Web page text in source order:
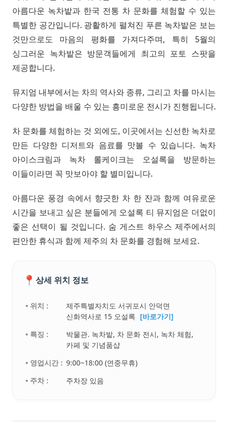
아름다운 녹차밭과 한국 전통 차 문화를 체험할 수 있는
특별한 공간입니다. 광활하게 펼쳐진 푸른 녹차밭은 보는
것만으로도 마음의 평화를 가져다주며, 특히 5월의
싱그러운 녹차밭은 방문객들에게 최고의 포토 스팟을
제공합니다.
뮤지엄 내부에서는 차의 역사와 종류, 그리고 차를 마시는
다양한 방법을 배울 수 있는 흥미로운 전시가 진행됩니다.
차 문화를 체험하는 것 외에도, 이곳에서는 신선한 녹차로
만든 다양한 디저트와 음료를 맛볼 수 있습니다. 녹차
아이스크림과 녹차 롤케이크는 오설록을 방문하는
이들이라면 꼭 맛보아야 할 별미입니다.
아름다운 풍경 속에서 향긋한 차 한 잔과 함께 여유로운
시간을 보내고 싶은 분들에게 오설록 티 뮤지엄은 더없이
좋은 선택이 될 것입니다. 숨 게스트 하우스 제주에서의
편안한 휴식과 함께 제주의 차 문화를 경험해 보세요.
📍 상세 위치 정보
• 위치 :
제주특별자치도 서귀포시 안덕면
신화역사로 15 오설록 [바로가기]
• 특징 :
박물관. 녹차밭, 차 문화 전시, 녹차 체험,
카페 및 기념품샵
• 영업시간 : 9:00~18:00 (연중무휴)
• 주차 :
주차장 있음